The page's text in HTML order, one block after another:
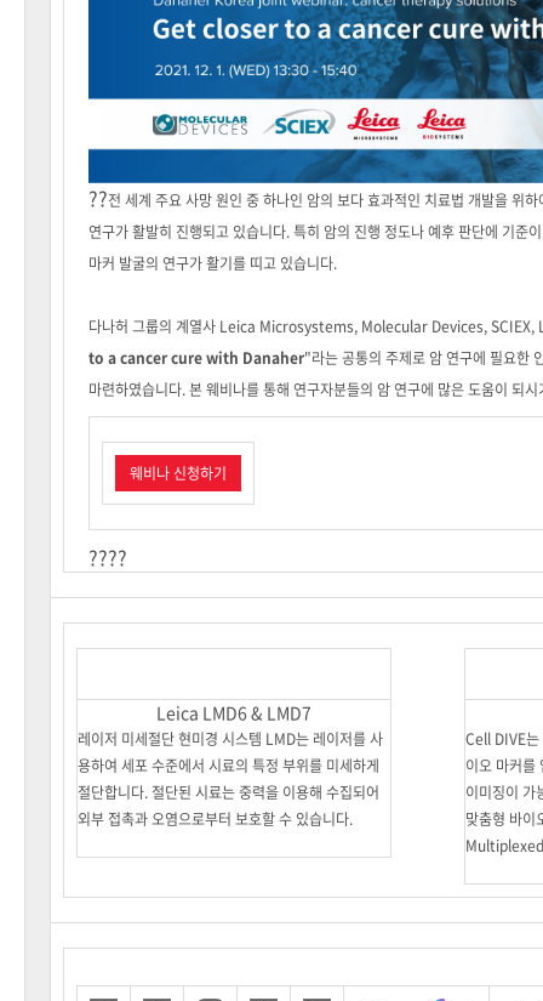
??전 세계 주요 사망 원인 중 하나인 암의 보다 효과적인 치료법 개발을 위
연구가 활발히 진행되고 있습니다. 특히 암의 진행 정도나 예후 판단에 기준
마커 발굴의 연구가 활기를 띠고 있습니다.
다나허 그룹의 계열사 Leica Microsystems, Molecular Devices,
to a cancer cure with Danaher"라는 공통의 주제로 암 연구에 필요한
마련하였습니다. 본 웨비나를 통해 연구자분들의 암 연구에 많은 도움이 되
웨비나 신청하기
????
Leica LMD6 & LMD7
레이저 미세절단 현미경 시스템 LMD는 레이저를 사
용하여 세포 수준에서 시료의 특정 부위를 미세하게
절단합니다. 절단된 시료는 중력을 이용해 수집되어
외부 접촉과 오염으로부터 보호할 수 있습니다.
Cell DIVE는
이오 마커를
이미징이 가
맞춤형 바이